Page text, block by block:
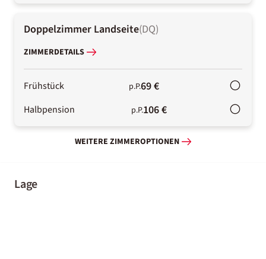
Doppelzimmer Landseite(DQ)
ZIMMERDETAILS
Frühstück p.P.69 €
Halbpension p.P.106 €
WEITERE ZIMMEROPTIONEN
Lage